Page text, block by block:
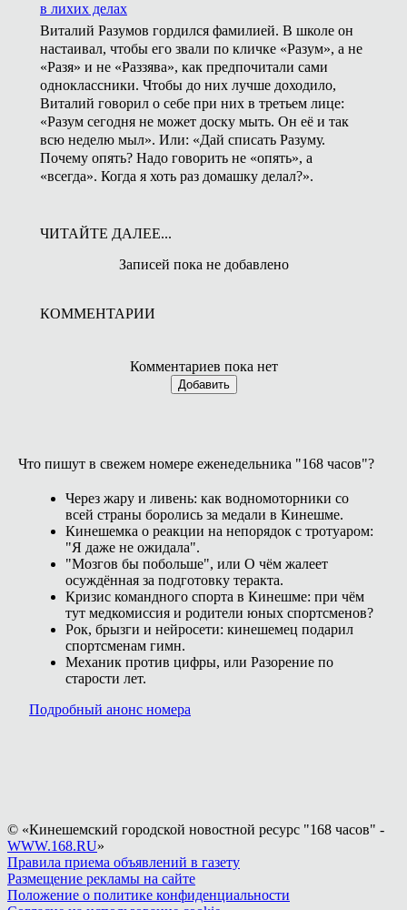
в лихих делах
Виталий Разумов гордился фамилией. В школе он
настаивал, чтобы его звали по кличке «Разум», а не
«Разя» и не «Раззява», как предпочитали сами
одноклассники. Чтобы до них лучше доходило,
Виталий говорил о себе при них в третьем лице:
«Разум сегодня не может доску мыть. Он её и так
всю неделю мыл». Или: «Дай списать Разуму.
Почему опять? Надо говорить не «опять», а
«всегда». Когда я хоть раз домашку делал?».
ЧИТАЙТЕ ДАЛЕЕ...
Записей пока не добавлено
КОММЕНТАРИИ
Комментариев пока нет
Добавить
Что пишут в свежем номере еженедельника "168 часов"?
Через жару и ливень: как водномоторники со
всей страны боролись за медали в Кинешме.
Кинешемка о реакции на непорядок с тротуаром:
"Я даже не ожидала".
"Мозгов бы побольше", или О чём жалеет
осуждённая за подготовку теракта.
Кризис командного спорта в Кинешме: при чём
тут медкомиссия и родители юных спортсменов?
Рок, брызги и нейросети: кинешемец подарил
спортсменам гимн.
Механик против цифры, или Разорение по
старости лет.
Подробный анонс номера
© «Кинешемский городской новостной ресурс "168 часов" -
WWW.168.RU»
Правила приема объявлений в газету
Размещение рекламы на сайте
Положение о политике конфиденциальности